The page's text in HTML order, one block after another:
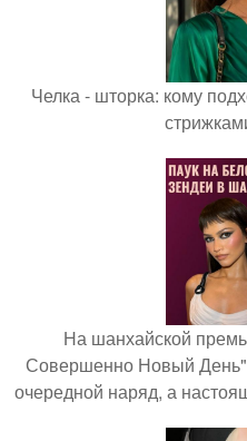
Челка - шторка: кому
На шанхайской
Совершенно Новый День"
очередной наряд, а